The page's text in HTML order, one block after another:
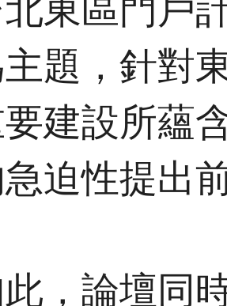
東區門戶
題，針對
建設所蘊
迫性提出
，論壇同